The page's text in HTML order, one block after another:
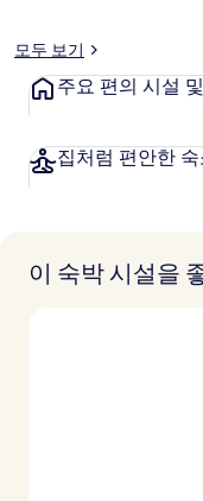
모두 보기
주요 편의 시설
집처럼 편안한 숙
이 숙박 시설을